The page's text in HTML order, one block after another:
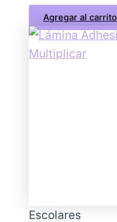
Agregar al carrito
Escolares